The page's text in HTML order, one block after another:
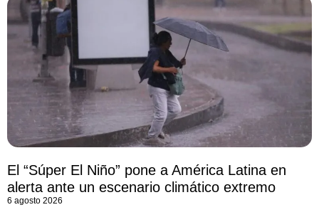
El “Súper El Niño” pone a América Latina en
alerta ante un escenario climático extremo
6 agosto 2026